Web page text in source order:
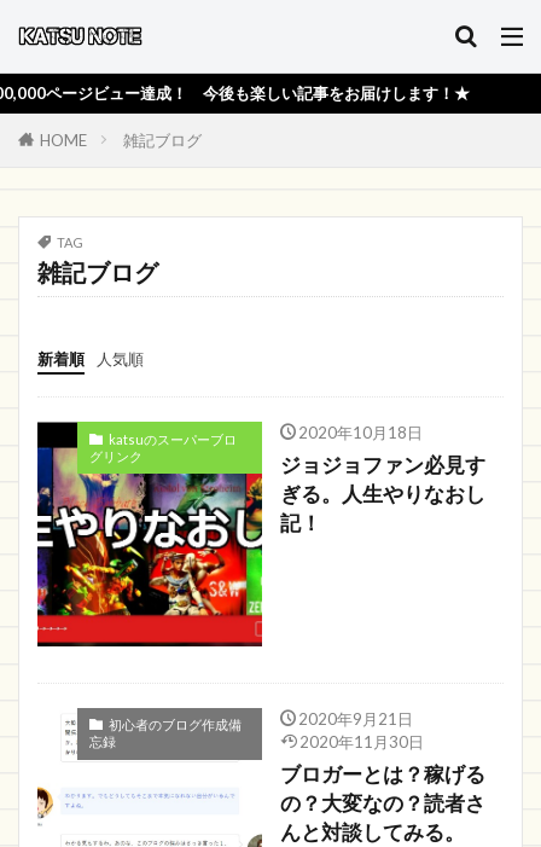
ジビュー達成！ 今後も楽しい記事をお届けします！★
HOME 雑記ブログ
TAG
雑記ブログ
新着順 人気順
katsuのスーパーブロ
グリンク
2020年10月18日
ジョジョファン必見す
ぎる。人生やりなおし
記！
初心者のブログ作成備
忘録
2020年9月21日
2020年11月30日
ブロガーとは？稼げる
の？大変なの？読者さ
んと対談してみる。